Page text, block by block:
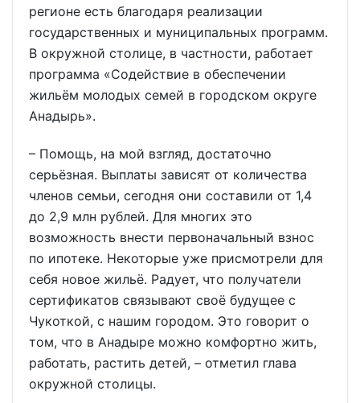
регионе есть благодаря реализации
государственных и муниципальных программ.
В окружной столице, в частности, работает
программа «Содействие в обеспечении
жильём молодых семей в городском округе
Анадырь».
– Помощь, на мой взгляд, достаточно
серьёзная. Выплаты зависят от количества
членов семьи, сегодня они составили от 1,4
до 2,9 млн рублей. Для многих это
возможность внести первоначальный взнос
по ипотеке. Некоторые уже присмотрели для
себя новое жильё. Радует, что получатели
сертификатов связывают своё будущее с
Чукоткой, с нашим городом. Это говорит о
том, что в Анадыре можно комфортно жить,
работать, растить детей, – отметил глава
окружной столицы.